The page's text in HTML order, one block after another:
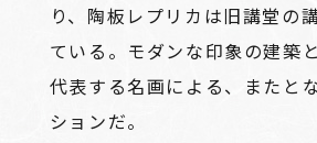
り、陶板レプリカは旧講堂の
ている。モダンな印象の建築
代表する名画による、またと
ションだ。